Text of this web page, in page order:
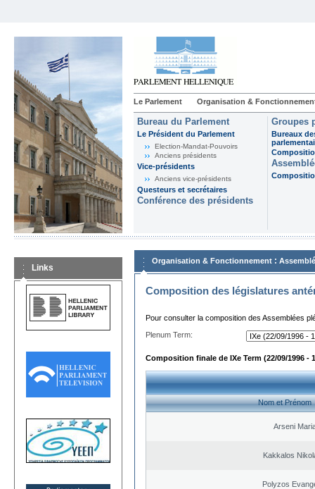
Le Parlement Organisation &
Bureau du Parlement
Le Président du Parlement
Election-Mandat-Pouvoirs
Anciens présidents
Vice-présidents
Anciens vice-présidents
Questeurs et secrétaires
Conférence des présidents
Groupes
Bureaux
Links
Organisation & Fonctionnement :
Composition des législatures
Pour consulter la composition des Assemblées
Plenum Term:
Composition finale de IXe Term (22/09/1996 -
Nom et Prénom
Arseni
Kakkalos
Polyzos